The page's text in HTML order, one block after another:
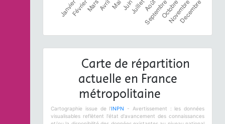
Carte de répartition
actuelle en France
métropolitaine
Cartographie issue de l'INPN
- Avertissement : les données
visualisables reflètent l'état d'avancement des connaissances